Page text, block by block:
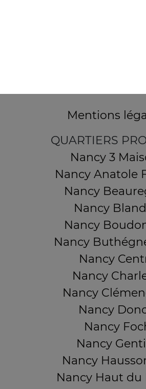
Mentions
QUARTIERS
Nancy 3
Nancy Anatole
Nancy
Nancy
Nancy
Nancy
Nancy
Nancy
Nancy
Nancy
Nancy
Nancy
Nancy
Nancy Haut du